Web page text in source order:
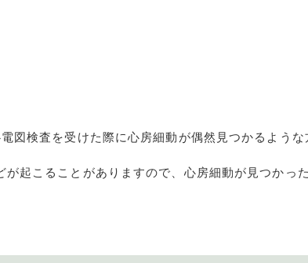
図検査を受けた際に心房細動が偶然見つかるような
起こることがありますので、心房細動が見つかっ